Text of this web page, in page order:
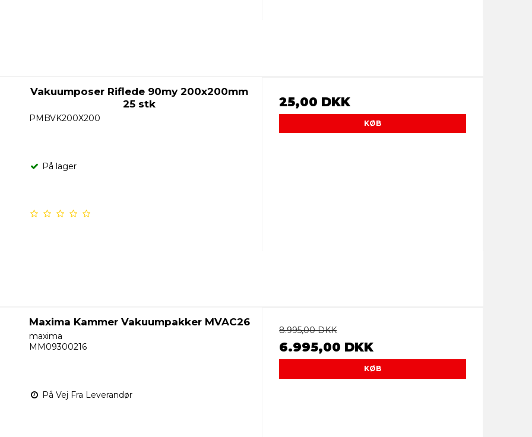
Vakuumposer Riflede 90my 200x200mm
25 stk
PMBVK200X200
På lager
25,00 DKK
KØB
Maxima Kammer Vakuumpakker MVAC26
maxima
MM09300216
På Vej Fra Leverandør
8.995,00 DKK
6.995,00 DKK
KØB